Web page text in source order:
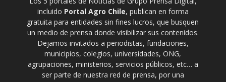
incluido Portal Agro Chile, publican en forma
gratuita para entidades sin fines lucros, que busquen
un medio de prensa donde visibilizar sus contenidos.
Dejamos invitados a periodistas, fundaciones,
municipios, colegios, universidades, ONG,
agrupaciones, ministerios, servicios públicos, etc… a
ser parte de nuestra red de prensa, por una